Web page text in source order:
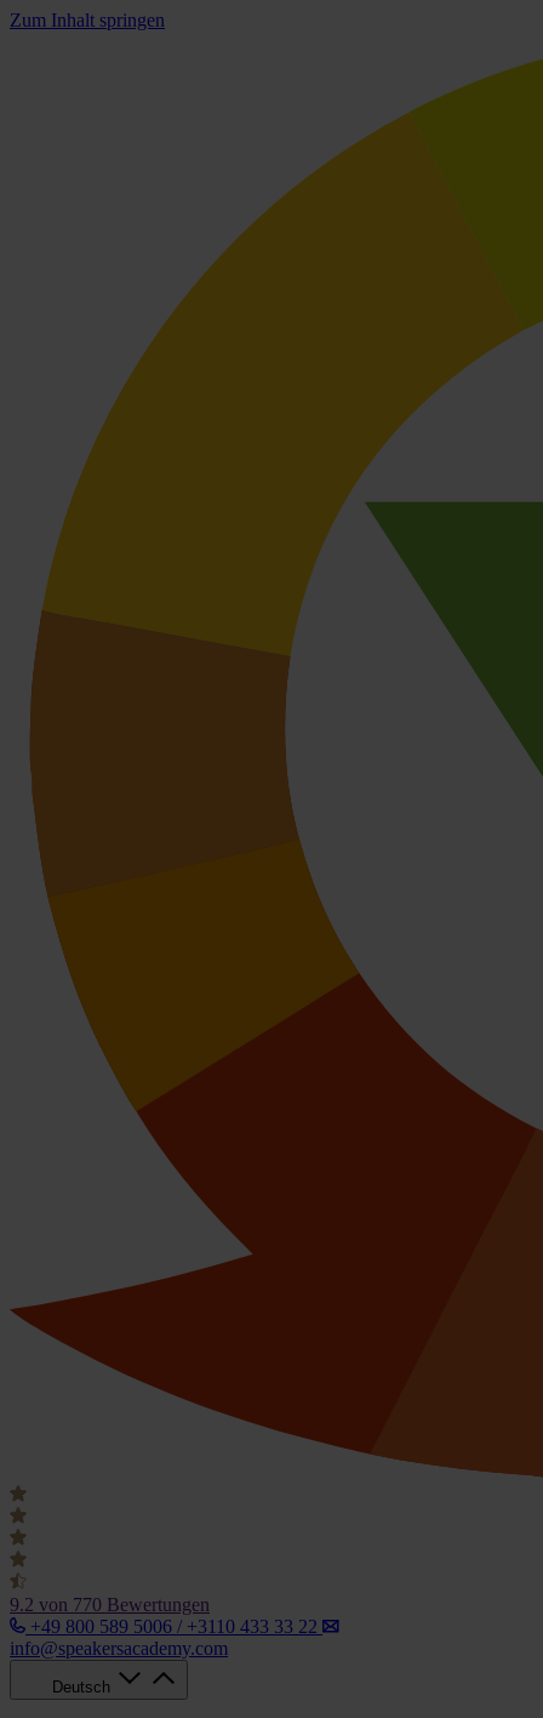
Zum Inhalt springen
9.2 von 770 Bewertungen
+49 800 589 5006 / +3110 433 33 22
info@speakersacademy.com
Deutsch